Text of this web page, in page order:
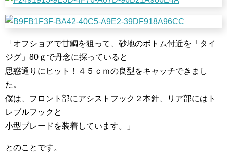
「オフショアで甘鯛を狙って、砂地のボトム付近を「タイ
ジグ」80ｇで丹念に探っていると
思惑通りにヒット！４５ｃｍの良型をキャッチできまし
た。
僕は、フロント部にアシストフック２本針、リア部にはト
レブルフックと
小型ブレードを装着しています。」
とのことです。